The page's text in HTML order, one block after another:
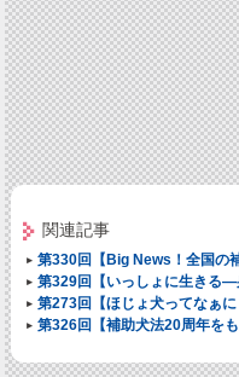
関連記事
第330回【Big News！全国の
第329回【いっしょに生きる―
第273回【ほじょ犬ってなぁに
第326回【補助犬法20周年を